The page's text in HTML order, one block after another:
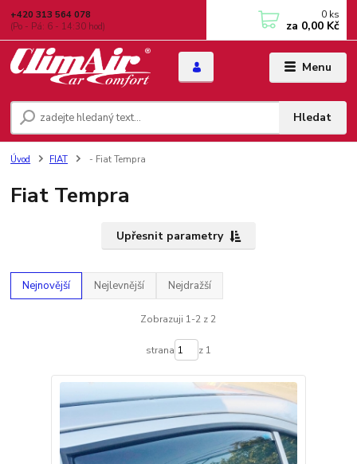
Menu
Hledat
+420 313 564 078
(Po - Pá: 6 - 14:30 hod)
0 ks
za 0,00 Kč
Úvod FIAT - Fiat Tempra
Fiat Tempra
Upřesnit parametry
Nejnovější Nejlevnější Nejdražší
Zobrazuji 1-2 z 2
strana z 1